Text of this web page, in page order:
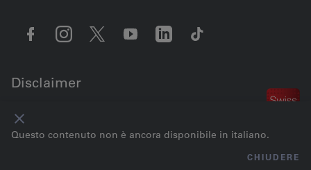
Disclaimer
Note legali
Condizioni generali
Impressum © 2026 BLS AG
Questo contenuto non è ancora disponibile in italiano.
CHIUDERE